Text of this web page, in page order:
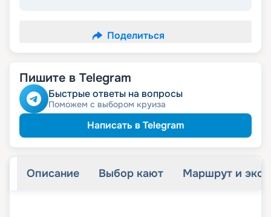
Поделиться
Пишите в Telegram
Быстрые ответы на вопросы
Поможем с выбором круиза
Написать в Telegram
Описание Выбор кают Маршрут и